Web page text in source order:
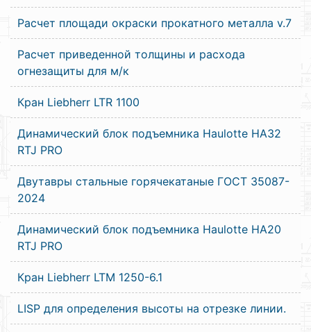
Расчет площади окраски прокатного металла v.7
Расчет приведенной толщины и расхода
огнезащиты для м/к
Кран Liebherr LTR 1100
Динамический блок подъемника Haulotte HA32
RTJ PRO
Двутавры стальные горячекатаные ГОСТ 35087-
2024
Динамический блок подъемника Haulotte HA20
RTJ PRO
Кран Liebherr LTM 1250-6.1
LISP для определения высоты на отрезке линии.